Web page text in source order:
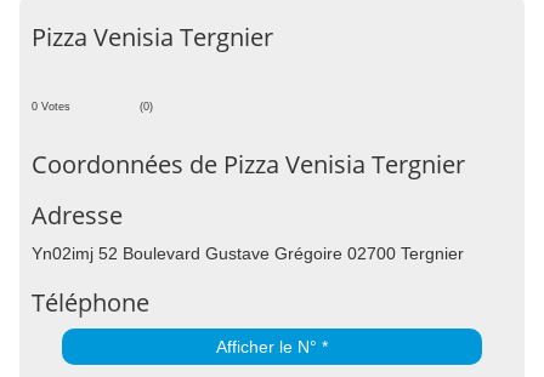
Pizza Venisia Tergnier
0 Votes (0)
Coordonnées de Pizza Venisia Tergnier
Adresse
Yn02imj 52 Boulevard Gustave Grégoire 02700 Tergnier
Téléphone
Afficher le N° *